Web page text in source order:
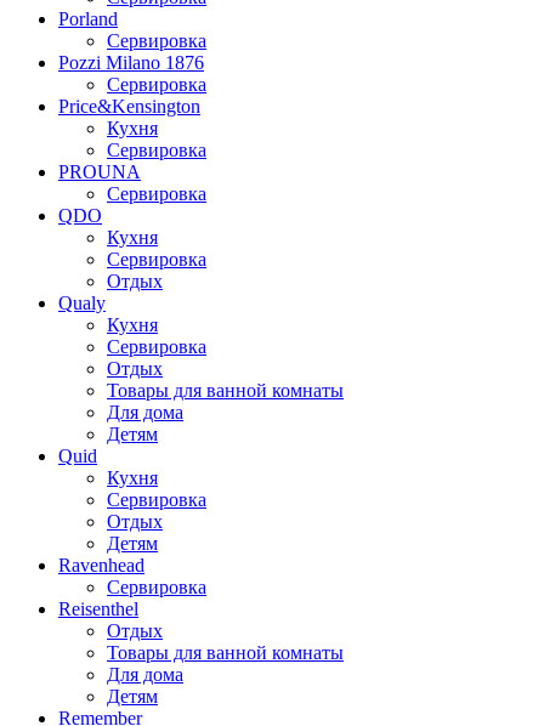
Porland
Сервировка
Pozzi Milano 1876
Сервировка
Price&Kensington
Кухня
Сервировка
PROUNA
Сервировка
QDO
Кухня
Сервировка
Отдых
Qualy
Кухня
Сервировка
Отдых
Товары для ванной комнаты
Для дома
Детям
Quid
Кухня
Сервировка
Отдых
Детям
Ravenhead
Сервировка
Reisenthel
Отдых
Товары для ванной комнаты
Для дома
Детям
Remember